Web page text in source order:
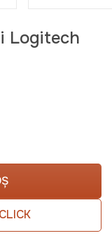
Logitech